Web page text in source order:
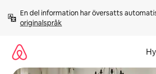
innehåll
En del information har översatts
originalspråk